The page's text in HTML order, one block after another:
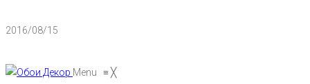
2016/08/15
Menu ≡╳